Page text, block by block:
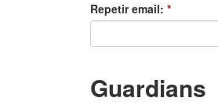
Repetir email: *
Guardians